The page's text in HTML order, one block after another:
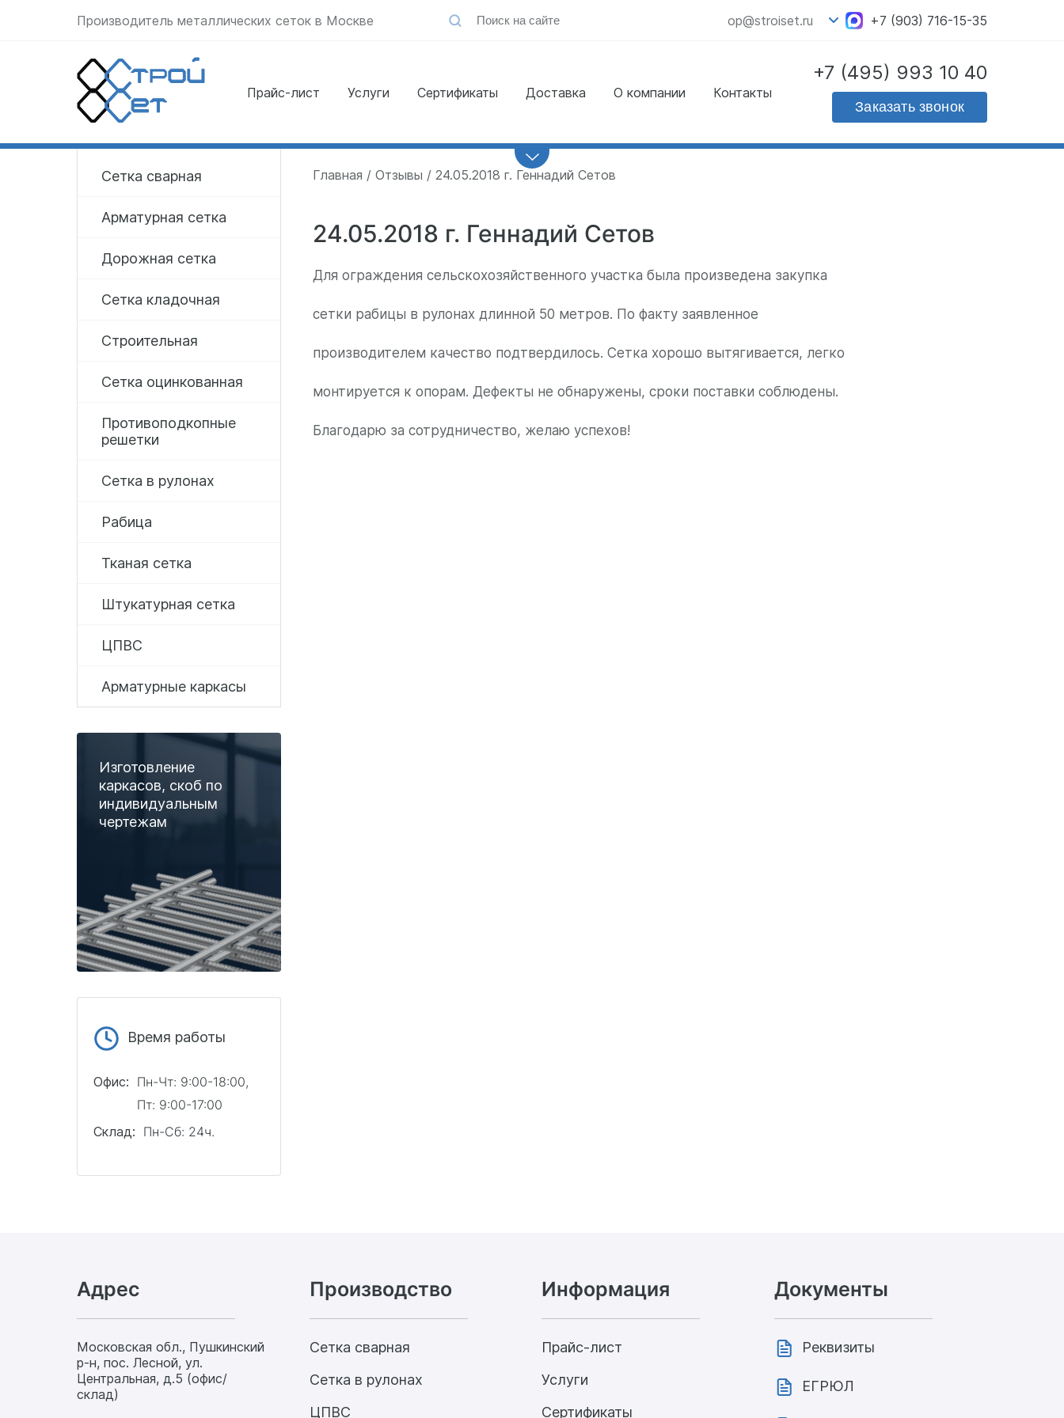
+7 (903) 716-15-35
Производитель металлических сеток в Москве op@stroiset.ru
+7 (495) 993 10 40
Заказать звонок
Прайс-лист Услуги Сертификаты Доставка О компании Контакты
Отправить заявку
прямо сейчас
Скачать прайс - лист
на продукцию
Изготовление
каркасов, скоб по
индивидуальным
чертежам
Время работы
Офис: Пн-Чт: 9:00-18:00,
Пт: 9:00-17:00
Склад: Пн-Сб: 24ч.
Сетка сварная
Арматурная сетка
Дорожная сетка
Сетка кладочная
Строительная
Сетка оцинкованная
Противоподкопные
решетки
Сетка в рулонах
Рабица
Тканая сетка
Штукатурная сетка
ЦПВС
Арматурные каркасы
Главная Отзывы 24.05.2018 г. Геннадий Сетов
24.05.2018 г. Геннадий Сетов
Для ограждения сельскохозяйственного участка была произведена закупка
сетки рабицы в рулонах длинной 50 метров. По факту заявленное
производителем качество подтвердилось. Сетка хорошо вытягивается, легко
монтируется к опорам. Дефекты не обнаружены, сроки поставки соблюдены.
Благодарю за сотрудничество, желаю успехов!
Адрес
Московская обл., Пушкинский
р-н, пос. Лесной, ул.
Центральная, д.5 (офис/
склад)
Производство
Сетка сварная
Сетка в рулонах
ЦПВС
Информация
Прайс-лист
Услуги
Сертификаты
Документы
Реквизиты
ЕГРЮЛ